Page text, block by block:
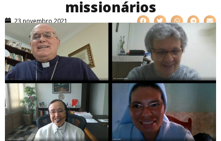
missionários
23 novembro 2021